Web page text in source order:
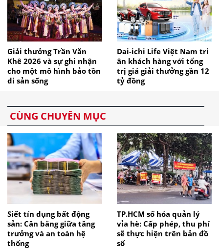
Giải thưởng Trần Văn
Khê 2026 và sự ghi nhận
cho một mô hình bảo tồn
di sản sống
Dai-ichi Life Việt Nam tri
ân khách hàng với tổng
trị giá giải thưởng gần 12
tỷ đồng
CÙNG CHUYÊN MỤC
Siết tín dụng bất động
sản: Cân bằng giữa tăng
trưởng và an toàn hệ
thống
TP.HCM số hóa quản lý
vỉa hè: Cấp phép, thu phí
sẽ thực hiện trên bản đồ
số